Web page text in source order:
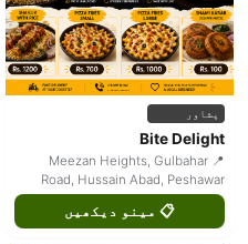
پشاور
Bite Delight
📍 Meezan Heights, Gulbahar
Road, Hussain Abad, Peshawar
📋 مینو دیکھیں